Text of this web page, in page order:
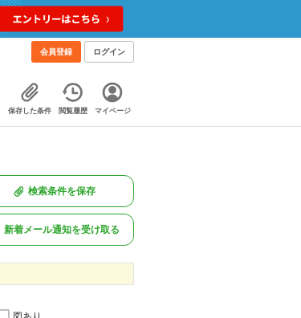
会員登録 ログイン
保存した条件 閲覧履歴 マイページ
検索条件を保存
新着メール通知を受け取る